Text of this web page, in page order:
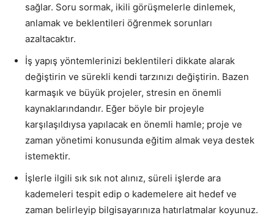
sağlar. Soru sormak, ikili görüşmelerle dinlemek,
anlamak ve beklentileri öğrenmek sorunları
azaltacaktır.
İş yapış yöntemlerinizi beklentileri dikkate alarak
değiştirin ve sürekli kendi tarzınızı değiştirin. Bazen
karmaşık ve büyük projeler, stresin en önemli
kaynaklarındandır. Eğer böyle bir projeyle
karşılaşıldıysa yapılacak en önemli hamle; proje ve
zaman yönetimi konusunda eğitim almak veya destek
istemektir.
İşlerle ilgili sık sık not alınız, süreli işlerde ara
kademeleri tespit edip o kademelere ait hedef ve
zaman belirleyip bilgisayarınıza hatırlatmalar koyunuz.